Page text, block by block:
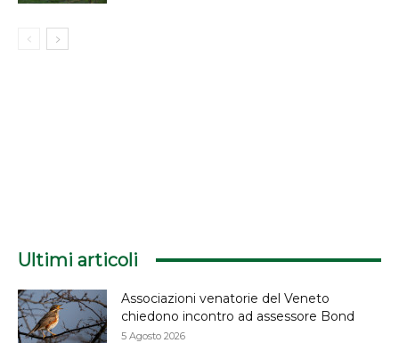
Ultimi articoli
Associazioni venatorie del Veneto
chiedono incontro ad assessore Bond
5 Agosto 2026